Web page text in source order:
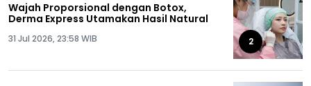
Wajah Proporsional dengan Botox,
Derma Express Utamakan Hasil Natural
31 Jul 2026, 23:58 WIB 2